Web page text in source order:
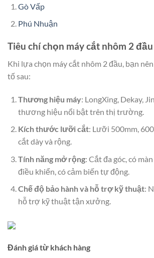
Gò Vấp
Phú Nhuận
Tiêu chí chọn máy cắt nhôm 2
Khi lựa chọn máy cắt nhôm 2 đầu, bạn
tố sau:
Thương hiệu máy: LongXing, Dekay,
thương hiệu nổi bật trên thị trường.
Kích thước lưỡi cắt: Lưỡi 500mm,
cắt dày và rộng.
Tính năng mở rộng: Cắt đa góc, có
điều khiển, có cảm biến tự động.
Chế độ bảo hành và hỗ trợ kỹ thuật:
hỗ trợ kỹ thuật tận xưởng.
Đánh giá từ khách hàng